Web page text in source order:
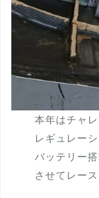
本年はチャ
レギュレー
バッテリー
させてレー